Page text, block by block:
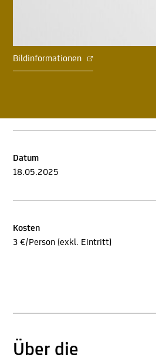
Bildinformationen
Datum
18.05.2025
Kosten
3 €/Person (exkl. Eintritt)
Über die